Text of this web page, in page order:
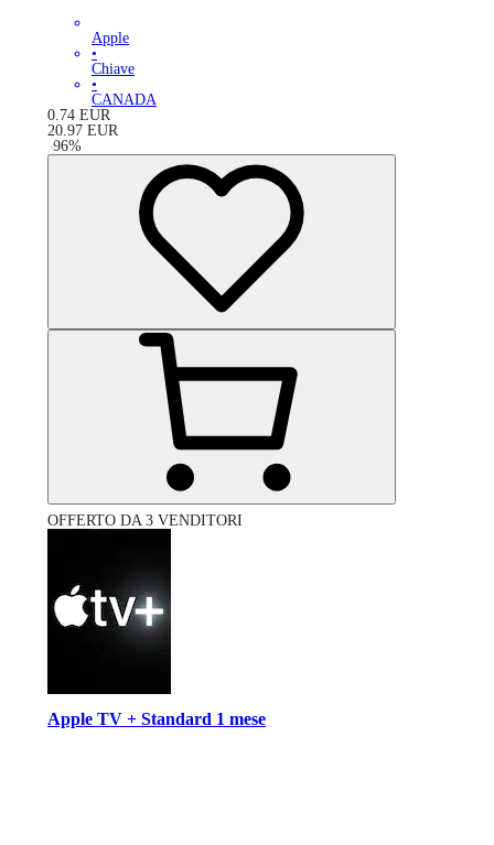
Apple
•
Chiave
•
CANADA
0.74 EUR
20.97 EUR
-96%
OFFERTO DA 3 VENDITORI
Apple TV + Standard 1 mese